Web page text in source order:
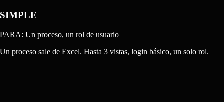
SIMPLE
PARA: Un proceso, un rol de usuario
Un proceso sale de Excel. Hasta 3 vistas, login básico, un solo rol.